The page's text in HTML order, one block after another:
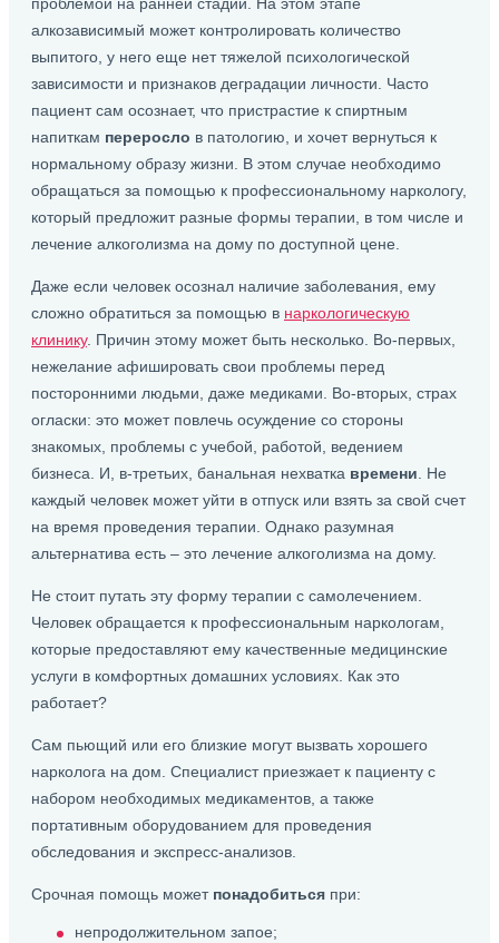
алкозависимый может контролировать количество
выпитого, у него еще нет тяжелой психологической
зависимости и признаков деградации личности. Часто
пациент сам осознает, что пристрастие к спиртным
напиткам переросло в патологию, и хочет вернуться к
нормальному образу жизни. В этом случае необходимо
обращаться за помощью к профессиональному наркологу,
который предложит разные формы терапии, в том числе и
лечение алкоголизма на дому по доступной цене.
Даже если человек осознал наличие заболевания, ему
сложно обратиться за помощью в наркологическую
клинику. Причин этому может быть несколько. Во-первых,
нежелание афишировать свои проблемы перед
посторонними людьми, даже медиками. Во-вторых, страх
огласки: это может повлечь осуждение со стороны
знакомых, проблемы с учебой, работой, ведением
бизнеса. И, в-третьих, банальная нехватка времени . Не
каждый человек может уйти в отпуск или взять за свой счет
на время проведения терапии. Однако разумная
альтернатива есть – это лечение алкоголизма на дому.
Не стоит путать эту форму терапии с самолечением.
Человек обращается к профессиональным наркологам,
которые предоставляют ему качественные медицинские
услуги в комфортных домашних условиях. Как это
работает?
Сам пьющий или его близкие могут вызвать хорошего
нарколога на дом. Специалист приезжает к пациенту с
набором необходимых медикаментов, а также
портативным оборудованием для проведения
обследования и экспресс-анализов.
Срочная помощь может понадобиться при:
непродолжительном запое;